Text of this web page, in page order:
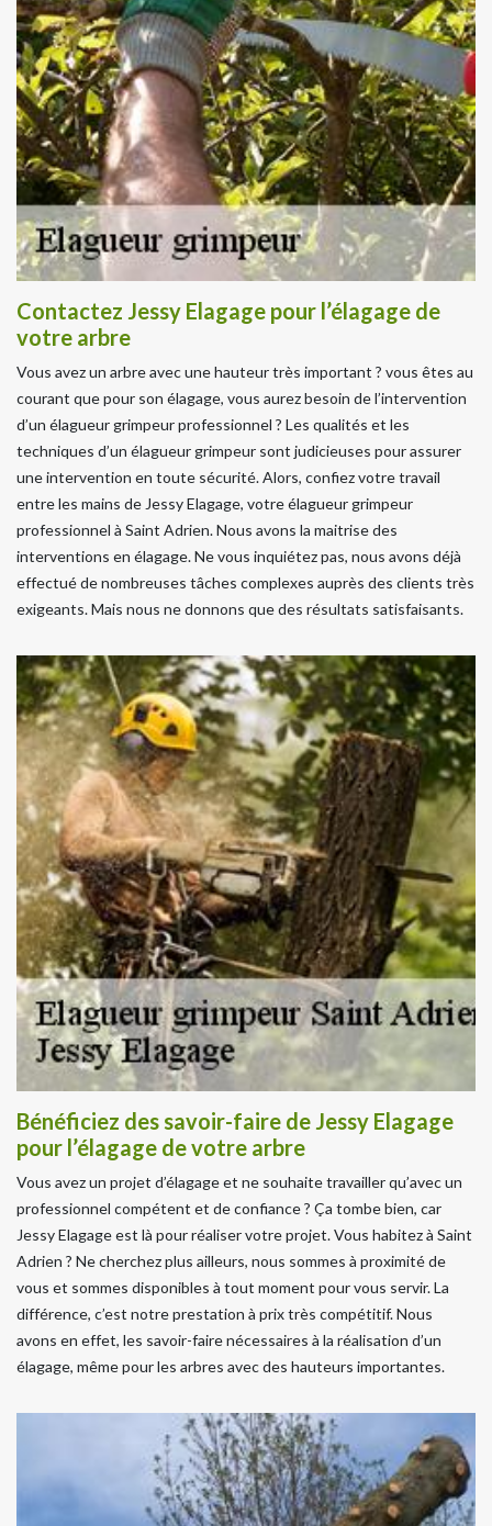
Contactez Jessy Elagage pour l’élagage de
votre arbre
Vous avez un arbre avec une hauteur très important ? vous êtes au
courant que pour son élagage, vous aurez besoin de l’intervention
d’un élagueur grimpeur professionnel ? Les qualités et les
techniques d’un élagueur grimpeur sont judicieuses pour assurer
une intervention en toute sécurité. Alors, confiez votre travail
entre les mains de Jessy Elagage, votre élagueur grimpeur
professionnel à Saint Adrien. Nous avons la maitrise des
interventions en élagage. Ne vous inquiétez pas, nous avons déjà
effectué de nombreuses tâches complexes auprès des clients très
exigeants. Mais nous ne donnons que des résultats satisfaisants.
Bénéficiez des savoir-faire de Jessy Elagage
pour l’élagage de votre arbre
Vous avez un projet d’élagage et ne souhaite travailler qu’avec un
professionnel compétent et de confiance ? Ça tombe bien, car
Jessy Elagage est là pour réaliser votre projet. Vous habitez à Saint
Adrien ? Ne cherchez plus ailleurs, nous sommes à proximité de
vous et sommes disponibles à tout moment pour vous servir. La
différence, c’est notre prestation à prix très compétitif. Nous
avons en effet, les savoir-faire nécessaires à la réalisation d’un
élagage, même pour les arbres avec des hauteurs importantes.